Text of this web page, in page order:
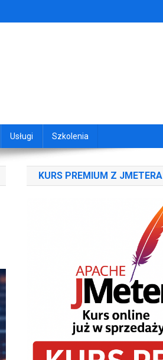
Usługi Szkolenia
KURS PREMIUM Z JMETERA